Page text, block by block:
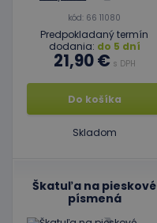
kód: 66 11080
Predpokladaný termín
dodania: do 5 dní
21,90 € s DPH
Do košíka
Skladom
Škatuľa na pieskové
písmená